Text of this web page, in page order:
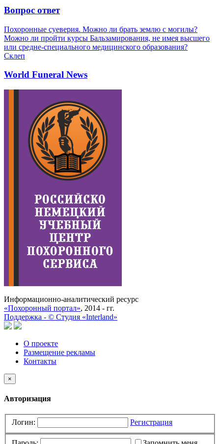
Вопрос ответ
Похоронные суеверия. Можно ли брать землю с могилы?
Можно ли пройти курсы Бальзамирования, не имея высшего
или средне-специального медицинского образования?
Склеп
World Funeral News
Информационно-аналитический ресурс
«Похоронный портал», 2014 - гг.
Поддержка - © Cтудия «Interland»
О проекте
Размещение рекламы
Контакты
×
Авторизация
Логин: Регистрация